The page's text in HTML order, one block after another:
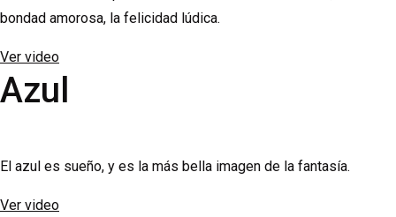
bondad amorosa, la felicidad lúdica.
Ver video
Azul
El azul es sueño, y es la más bella imagen de la fantasía.
Ver video